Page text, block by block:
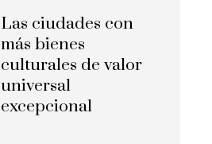
Las ciudades con
más bienes
culturales de valor
universal
excepcional